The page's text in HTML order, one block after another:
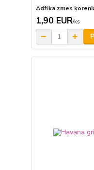
Adžika zmes
1,90 EUR/ks